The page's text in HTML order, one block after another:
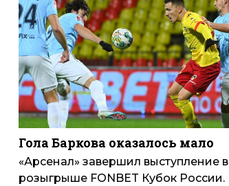
Гола Баркова оказалось мало
«Арсенал» завершил выступление в
розыгрыше FONBET Кубок России.